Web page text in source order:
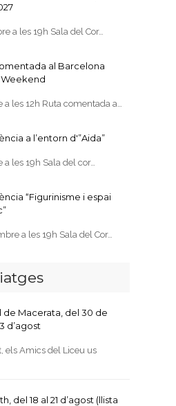
a les 19h Sala del Cor…
al Barcelona
Weekend
a les 12h Ruta comentada a…
a l’entorn d'”Aida”
a les 19h Sala del cor…
“Figurinisme i espai
a les 19h Sala del Cor…
de Macerata, del 30 de
d’agost
els Amics del Liceu us
del 18 al 21 d’agost (llista